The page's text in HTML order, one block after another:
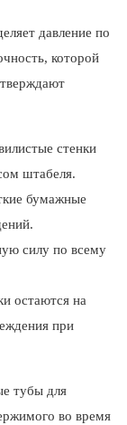
давление по
которой
стенки
штабеля.
бумажные
силу по всему
остаются на
при
тубы для
во время